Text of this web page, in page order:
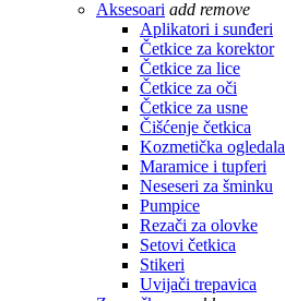
Aksesoari add remove
Aplikatori i sunđeri
Četkice za korektor
Četkice za lice
Četkice za oči
Četkice za usne
Čišćenje četkica
Kozmetička ogledala
Maramice i tupferi
Neseseri za šminku
Pumpice
Rezači za olovke
Setovi četkica
Stikeri
Uvijači trepavica